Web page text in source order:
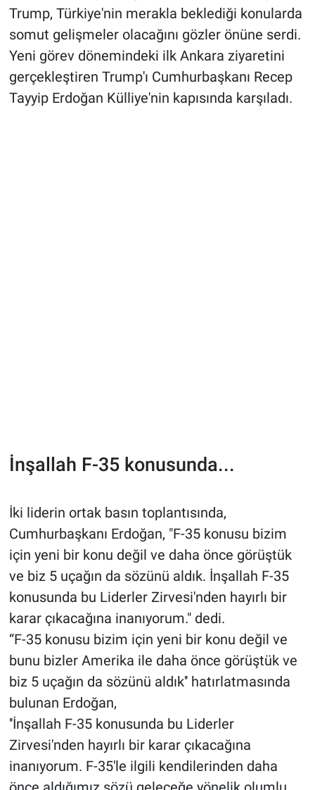
Trump, Türkiye'nin merakla beklediği konularda
somut gelişmeler olacağını gözler önüne serdi.
Yeni görev dönemindeki ilk Ankara ziyaretini
gerçekleştiren Trump'ı Cumhurbaşkanı Recep
Tayyip Erdoğan Külliye'nin kapısında karşıladı.
İnşallah F-35 konusunda...
İki liderin ortak basın toplantısında,
Cumhurbaşkanı Erdoğan, "F-35 konusu bizim
için yeni bir konu değil ve daha önce görüştük
ve biz 5 uçağın da sözünü aldık. İnşallah F-35
konusunda bu Liderler Zirvesi'nden hayırlı bir
karar çıkacağına inanıyorum." dedi.
“F-35 konusu bizim için yeni bir konu değil ve
bunu bizler Amerika ile daha önce görüştük ve
biz 5 uçağın da sözünü aldık'' hatırlatmasında
bulunan Erdoğan,
''İnşallah F-35 konusunda bu Liderler
Zirvesi'nden hayırlı bir karar çıkacağına
inanıyorum. F-35'le ilgili kendilerinden daha